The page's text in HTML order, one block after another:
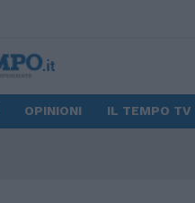
OPINIONI IL TEMPO TV